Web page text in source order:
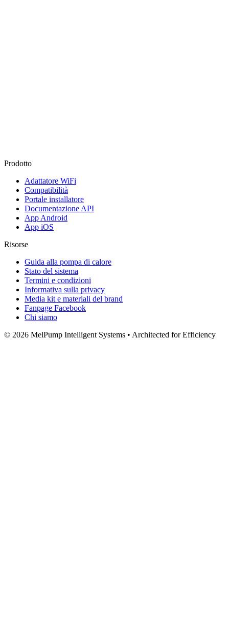
Prodotto
Adattatore WiFi
Compatibilità
Portale installatore
Documentazione API
App Android
App iOS
Risorse
Guida alla pompa di calore
Stato del sistema
Termini e condizioni
Informativa sulla privacy
Media kit e materiali del brand
Fanpage Facebook
Chi siamo
© 2026 MelPump Intelligent Systems • Architected for Efficiency